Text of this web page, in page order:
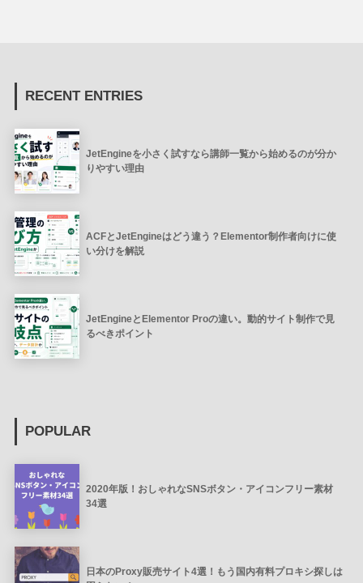
RECENT ENTRIES
JetEngineを小さく試すなら講師一覧から始めるのが分か
りやすい理由
ACFとJetEngineはどう違う？Elementor制作者向けに使
い分けを解説
JetEngineとElementor Proの違い。動的サイト制作で見
るべきポイント
POPULAR
2020年版！おしゃれなSNSボタン・アイコンフリー素材
34選
日本のProxy販売サイト4選！もう国内有料プロキシ探しは